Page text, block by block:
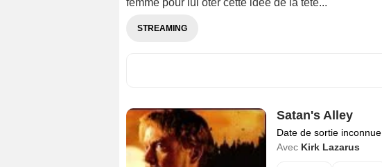
femme pour lui ôter cette idée de la tête...
STREAMING
Satan's Alley
Date de sortie inconnue
Avec Kirk Lazarus